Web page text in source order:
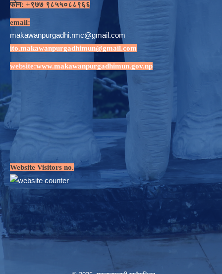
फोन: +९७७ ९८५५०८८९६६
email:
makawanpurgadhi.rmc@gmail.com
ito.makawanpurgadhimun@gmail.com
website:www.makawanpurgadhimun.gov.np
Website Visitors no.